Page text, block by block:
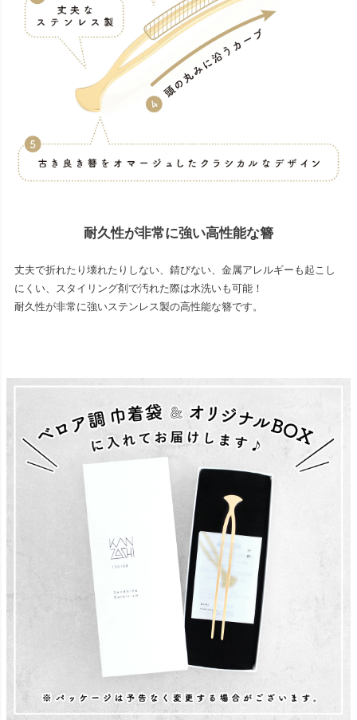
耐久性が非常に強い高性能な簪
丈夫で折れたり壊れたりしない、錆びない、金属アレルギーも起こし
にくい、スタイリング剤で汚れた際は水洗いも可能！
耐久性が非常に強いステンレス製の高性能な簪です。